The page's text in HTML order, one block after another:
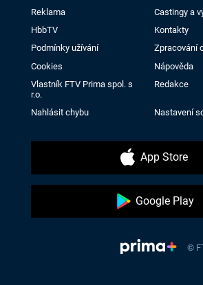
Reklama
Castingy a
HbbTV
Kontakty
Podmínky užívání
Zpracování
Cookies
Nápověda
Vlastník FTV Prima spol. s
r.o.
Redakce
Nahlásit chybu Nastavení
App Store
Google Play
©